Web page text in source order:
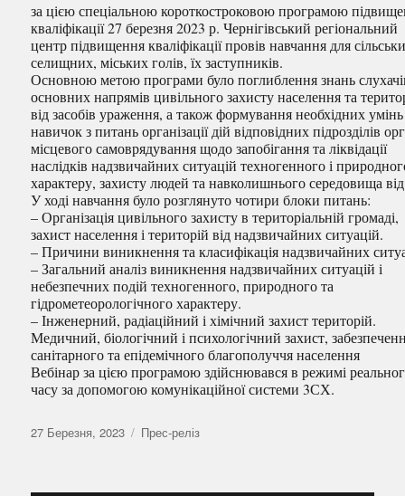
за цією спеціальною короткостроковою програмою
кваліфікації 27 березня 2023 р. Чернігівський регіональний
центр підвищення кваліфікації провів навчання для
селищних, міських голів, їх заступників.
Основною метою програми було поглиблення знань
основних напрямів цивільного захисту населення та
від засобів ураження, а також формування необхідних умінь
навичок з питань організації дій відповідних підрозділів
місцевого самоврядування щодо запобігання та ліквідації
наслідків надзвичайних ситуацій техногенного і
характеру, захисту людей та навколишнього середовища
У ході навчання було розглянуто чотири блоки питань:
– Організація цивільного захисту в територіальній громаді,
захист населення і територій від надзвичайних ситуацій.
– Причини виникнення та класифікація надзвичайних
– Загальний аналіз виникнення надзвичайних ситуацій і
небезпечних подій техногенного, природного та
гідрометеорологічного характеру.
– Інженерний, радіаційний і хімічний захист територій.
Медичний, біологічний і психологічний захист,
санітарного та епідемічного благополуччя населення
Вебінар за цією програмою здійснювався в режимі
часу за допомогою комунікаційної системи 3СХ.
Оприлюднено
27 Березня, 2023 Категорії
Прес-реліз